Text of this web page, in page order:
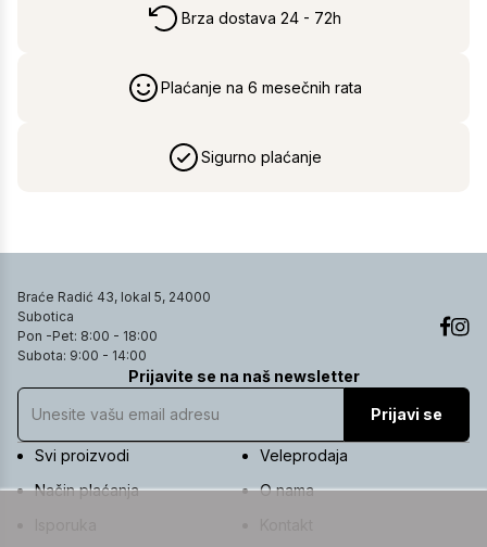
Brza dostava 24 - 72h
Plaćanje na 6 mesečnih rata
Sigurno plaćanje
Braće Radić 43, lokal 5, 24000
Subotica
Pon -Pet: 8:00 - 18:00
Subota: 9:00 - 14:00
Prijavite se na naš newsletter
Prijavi se
Svi proizvodi
Veleprodaja
Način plaćanja
O nama